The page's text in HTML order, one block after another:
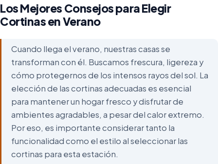
Los Mejores Consejos para Elegir
Cortinas en Verano
Cuando llega el verano, nuestras casas se
transforman con él. Buscamos frescura, ligereza y
cómo protegernos de los intensos rayos del sol. La
elección de las cortinas adecuadas es esencial
para mantener un hogar fresco y disfrutar de
ambientes agradables, a pesar del calor extremo.
Por eso, es importante considerar tanto la
funcionalidad como el estilo al seleccionar las
cortinas para esta estación.